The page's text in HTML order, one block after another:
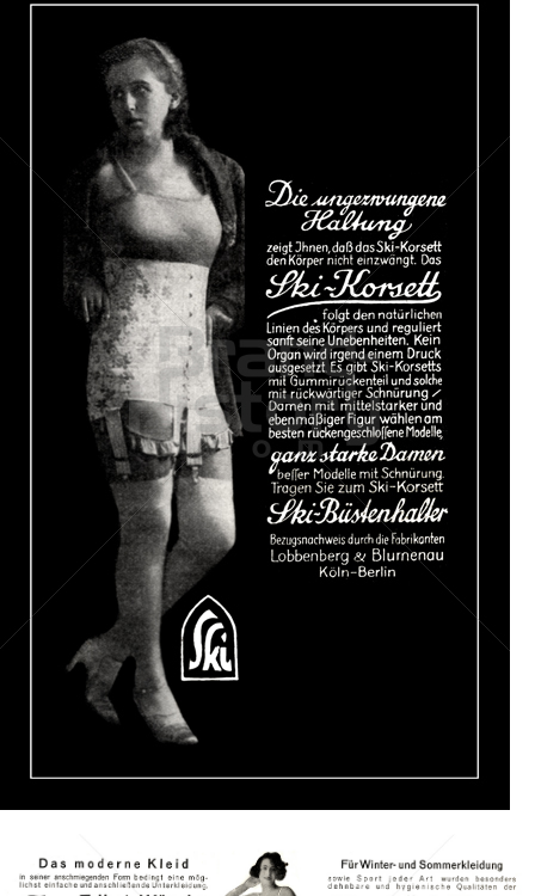
Ski MODE Ski MODE 1926